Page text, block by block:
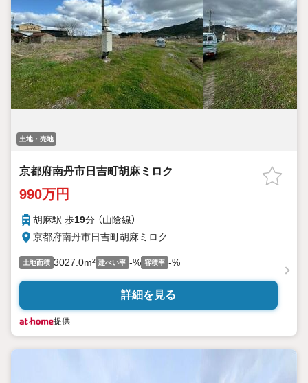
土地・売地
京都府南丹市日吉町胡麻ミロク
990万円
胡麻駅 歩19分 （山陰線）
京都府南丹市日吉町胡麻ミロク
土地面積 3027.0m² 建ぺい率 -% 容積率 -%
詳細を見る
提供